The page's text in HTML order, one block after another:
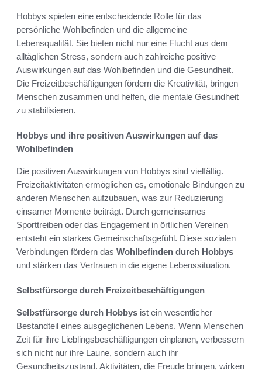
Hobbys spielen eine entscheidende Rolle für das
persönliche Wohlbefinden und die allgemeine
Lebensqualität. Sie bieten nicht nur eine Flucht aus dem
alltäglichen Stress, sondern auch zahlreiche positive
Auswirkungen auf das Wohlbefinden und die Gesundheit.
Die Freizeitbeschäftigungen fördern die Kreativität, bringen
Menschen zusammen und helfen, die mentale Gesundheit
zu stabilisieren.
Hobbys und ihre positiven Auswirkungen auf das
Wohlbefinden
Die positiven Auswirkungen von Hobbys sind vielfältig.
Freizeitaktivitäten ermöglichen es, emotionale Bindungen zu
anderen Menschen aufzubauen, was zur Reduzierung
einsamer Momente beiträgt. Durch gemeinsames
Sporttreiben oder das Engagement in örtlichen Vereinen
entsteht ein starkes Gemeinschaftsgefühl. Diese sozialen
Verbindungen fördern das Wohlbefinden durch Hobbys
und stärken das Vertrauen in die eigene Lebenssituation.
Selbstfürsorge durch Freizeitbeschäftigungen
Selbstfürsorge durch Hobbys ist ein wesentlicher
Bestandteil eines ausgeglichenen Lebens. Wenn Menschen
Zeit für ihre Lieblingsbeschäftigungen einplanen, verbessern
sich nicht nur ihre Laune, sondern auch ihr
Gesundheitszustand. Aktivitäten, die Freude bringen, wirken